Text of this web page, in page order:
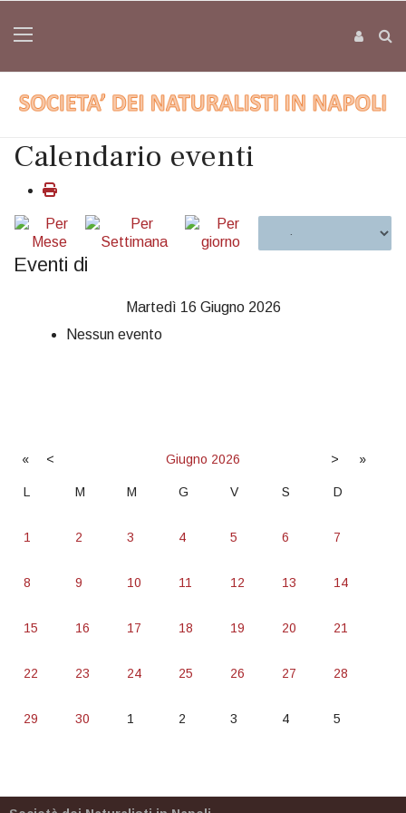
Calendario eventi
Eventi di
Martedì 16 Giugno 2026
Nessun evento
« < Giugno 2026 > »
L M M G V S D
1 2 3 4 5 6 7
8 9 10 11 12 13 14
15 16 17 18 19 20 21
22 23 24 25 26 27 28
29 30 1 2 3 4 5